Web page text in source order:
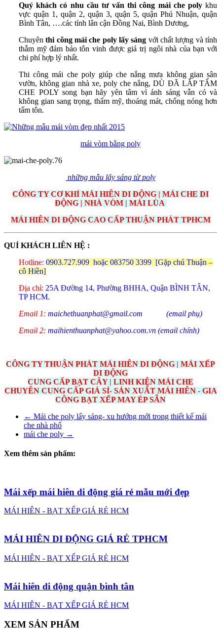
Quý khách có nhu cầu tư vấn thi công mái che polykhu
vực quận 1, quận 2, quận 3, quận 5, quận Phú Nhuận, quận
Bình Tân, ….các tỉnh lân cận Đồng Nai, Bình Dương,
Chuyênthi công mái che poly lấy sáng với chất lượng và tính
thẫm mỹ đảm bảo tôn vinh được giá trị ngôi nhà của bạn với
chi phí hợp lý nhất.
Thi công mái che poly giúp che nắng mưa không gian sân
vườn, không gian nhà xe, poly che nắng, DÙ ĐÃ LẮP TẤM
CHE POLY song bạn hãy yên tâm vì ánh sáng vẫn có và
không gian sang trọng, thẩm mỹ, thoáng mát, chống nóng hơn
tấm tôn.
mái vòm bằng poly
những mẫu lấy sáng từ poly
CÔNG TY CƠ KHÍ MÁI HIÊN DI ĐỘNG | MÁI CHE DI
ĐỘNG | NHÀ VÒM | MÁI LÙA
MÁI HIÊN DI ĐỘNG CAO CẤP THUẬN PHÁT TPHCM
QUÍ KHÁCH LIÊN HỆ :
Hotline: 0903.727.909 hoặc 083750 3399 [Gặp chú Thuận –
cô Hiền]
Địa chỉ: 25A Đường 14, Phường BHHA, Quận BÌNH TÂN,
TP HCM.
Email 1: maichethuanphat@gmail.com (email phụ)
Email 2: maihienthuanphat@yahoo.com.vn (email chính)
CÔNG TY THUẬN PHÁT MÁI HIÊN DI ĐỘNG | MÁI XẾP
DI ĐỘNG
CUNG CẤP BẠT CÂY | LINH KIỆN MÁI CHE
CHUYÊN CUNG CẤP GIÁ SỈ- SẢN XUẤT MÁI HIÊN - GIA
CÔNG BẠT XẾP MAY ÉP SẴN
← Mái che poly lấy sáng- xu hướng mới trong thiết kế mái
che nhà phố
mái che poly →
Xem thêm sản phẩm:
Mái xếp mái hiên di động giá rẻ mẫu mới đẹp
MÁI HIÊN - BẠT XẾP GIÁ RẺ HCM
MÁI HIÊN DI ĐỘNG GIÁ RẺ TPHCM
MÁI HIÊN - BẠT XẾP GIÁ RẺ HCM
Mái hiên di động quận bình tân
MÁI HIÊN - BẠT XẾP GIÁ RẺ HCM
XEM SẢN PHẨM